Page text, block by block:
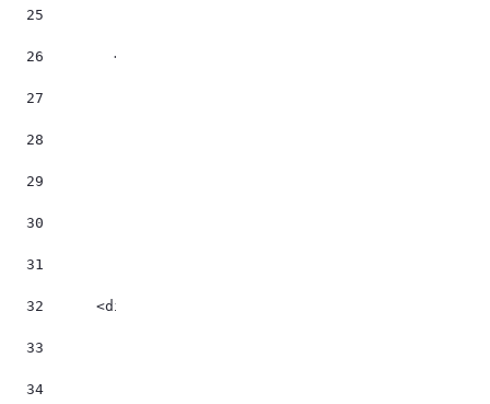
25
26
        <#else>
27
28
29
30
31
32
	<div class="projet">
33
34